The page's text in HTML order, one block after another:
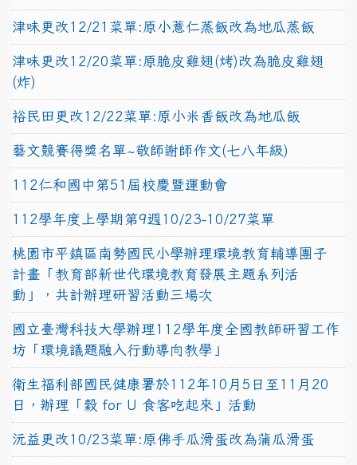
津味更改12/21菜單:原小薏仁蒸飯改為地瓜蒸飯
津味更改12/20菜單:原脆皮雞翅(烤)改為脆皮雞翅
(炸)
裕民田更改12/22菜單:原小米香飯改為地瓜飯
藝文競賽得獎名單~敬師謝師作文(七八年級)
112仁和國中第51屆校慶暨運動會
112學年度上學期第9週10/23-10/27菜單
桃園市平鎮區南勢國民小學辦理環境教育輔導團子
計畫「教育部新世代環境教育發展主題系列活
動」，共計辦理研習活動三場次
國立臺灣科技大學辦理112學年度全國教師研習工作
坊「環境議題融入行動導向教學」
衛生福利部國民健康署於112年10月5日至11月20
日，辦理「穀 for U 食客吃起來」活動
沅益更改10/23菜單:原佛手瓜滑蛋改為蒲瓜滑蛋